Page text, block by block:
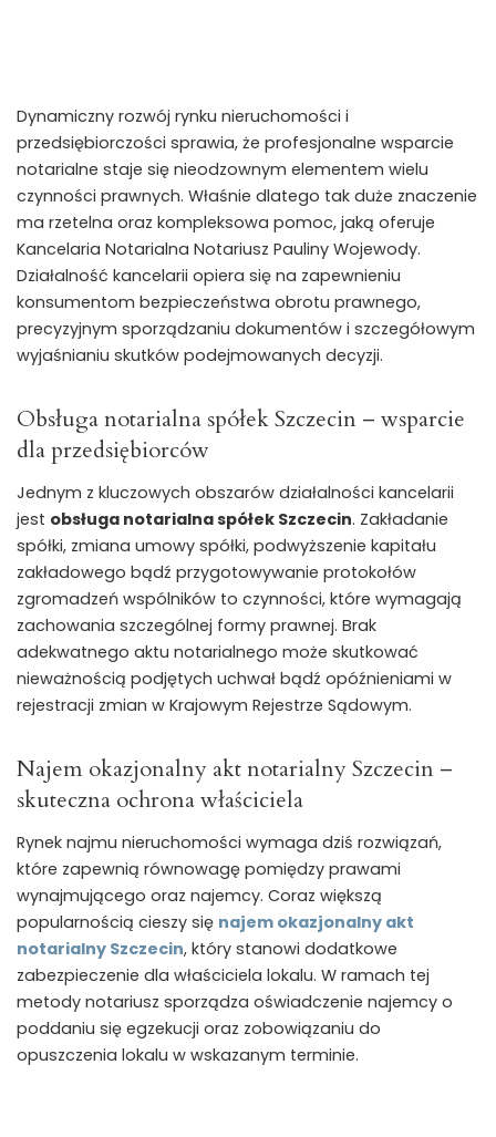
Dynamiczny rozwój rynku nieruchomości i
przedsiębiorczości sprawia, że profesjonalne wsparcie
notarialne staje się nieodzownym elementem wielu
czynności prawnych. Właśnie dlatego tak duże znaczenie
ma rzetelna oraz kompleksowa pomoc, jaką oferuje
Kancelaria Notarialna Notariusz Pauliny Wojewody.
Działalność kancelarii opiera się na zapewnieniu
konsumentom bezpieczeństwa obrotu prawnego,
precyzyjnym sporządzaniu dokumentów i szczegółowym
wyjaśnianiu skutków podejmowanych decyzji.
Obsługa notarialna spółek Szczecin – wsparcie
dla przedsiębiorców
Jednym z kluczowych obszarów działalności kancelarii
jest obsługa notarialna spółek Szczecin. Zakładanie
spółki, zmiana umowy spółki, podwyższenie kapitału
zakładowego bądź przygotowywanie protokołów
zgromadzeń wspólników to czynności, które wymagają
zachowania szczególnej formy prawnej. Brak
adekwatnego aktu notarialnego może skutkować
nieważnością podjętych uchwał bądź opóźnieniami w
rejestracji zmian w Krajowym Rejestrze Sądowym.
Najem okazjonalny akt notarialny Szczecin –
skuteczna ochrona właściciela
Rynek najmu nieruchomości wymaga dziś rozwiązań,
które zapewnią równowagę pomiędzy prawami
wynajmującego oraz najemcy. Coraz większą
popularnością cieszy się najem okazjonalny akt
notarialny Szczecin, który stanowi dodatkowe
zabezpieczenie dla właściciela lokalu. W ramach tej
metody notariusz sporządza oświadczenie najemcy o
poddaniu się egzekucji oraz zobowiązaniu do
opuszczenia lokalu w wskazanym terminie.